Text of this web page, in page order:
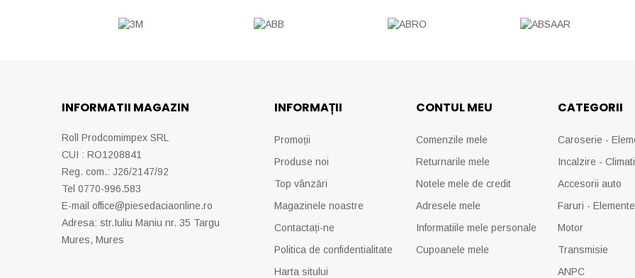
INFORMATII MAGAZIN
Roll Prodcomimpex SRL
CUI : RO1208841
Reg. com.: J26/2147/92
Tel 0770-996.583
E-mail office@piesedaciaonline.ro
Adresa: str.Iuliu Maniu nr. 35 Targu
Mures, Mures
INFORMAȚII
Promoții
Produse noi
Top vânzări
Magazinele noastre
Contactați-ne
Politica de confidentialitate
Harta sitului
CONTUL MEU
Comenzile mele
Returnarile mele
Notele mele de credit
Adresele mele
Informatiile mele personale
Cupoanele mele
CATEGORII
Caroserie -
Incalzire -
Accesorii auto
Faruri -
Motor
Transmisie
ANPC